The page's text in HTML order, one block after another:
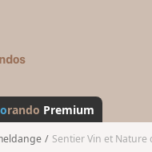
s
a
n
d
rando Premium
Sentier Vin et Nature